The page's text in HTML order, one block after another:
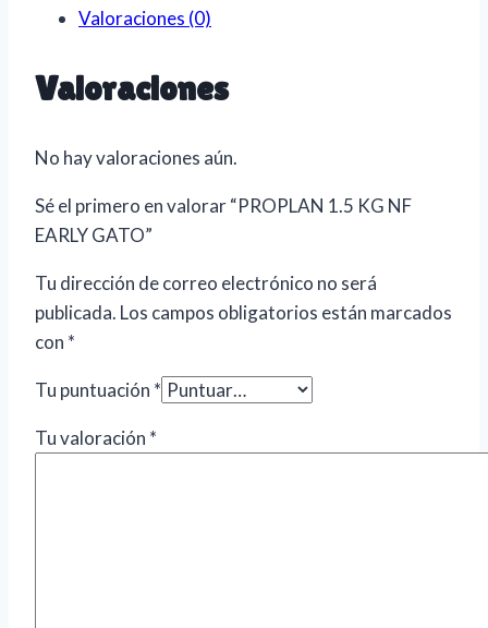
Valoraciones (0)
Valoraciones
No hay valoraciones aún.
Sé el primero en valorar “PROPLAN 1.5 KG NF
EARLY GATO”
Tu dirección de correo electrónico no será
publicada. Los campos obligatorios están marcados
con *
Tu puntuación *
Tu valoración *